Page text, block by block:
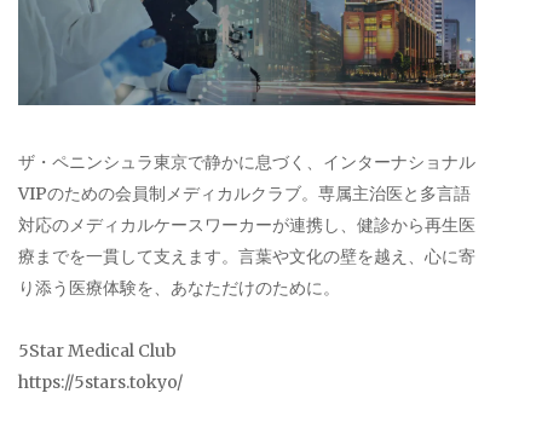
ザ・ペニンシュラ東京で静かに息づく、インターナショナル
VIPのための会員制メディカルクラブ。専属主治医と多言語
対応のメディカルケースワーカーが連携し、健診から再生医
療までを一貫して支えます。言葉や文化の壁を越え、心に寄
り添う医療体験を、あなただけのために。
5Star Medical Club
https://5stars.tokyo/